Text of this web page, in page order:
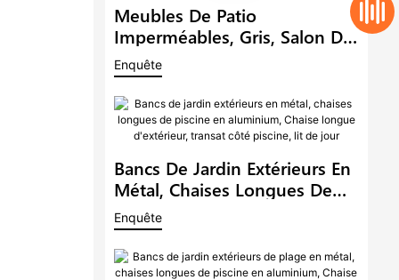
Meubles De Patio
Imperméables, Gris, Salon De
Plage, Ensemble De Chaise
Longue De Luxe, Chaise
Longue D'extérieur, Chaises
De Piscine, Canapé-Lit De
Jour
Enquête
Bancs De Jardin Extérieurs En
Métal, Chaises Longues De
Piscine En Aluminium, Chaise
Longue D'extérieur, Transat
Côté Piscine, Lit De Jour
Enquête